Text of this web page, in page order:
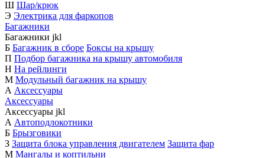
Ш Шар/крюк
Э Электрика для фаркопов
Багажники
Багажники jkl
Б Багажник в сборе Боксы на крышу
П Подбор багажника на крышу автомобиля
Н На рейлинги
М Модульный багажник на крышу
А Аксессуары
Аксессуары
Аксессуары jkl
А Автоподлокотники
Б Брызговики
З Защита блока управления двигателем Защита фар
М Мангалы и коптильни